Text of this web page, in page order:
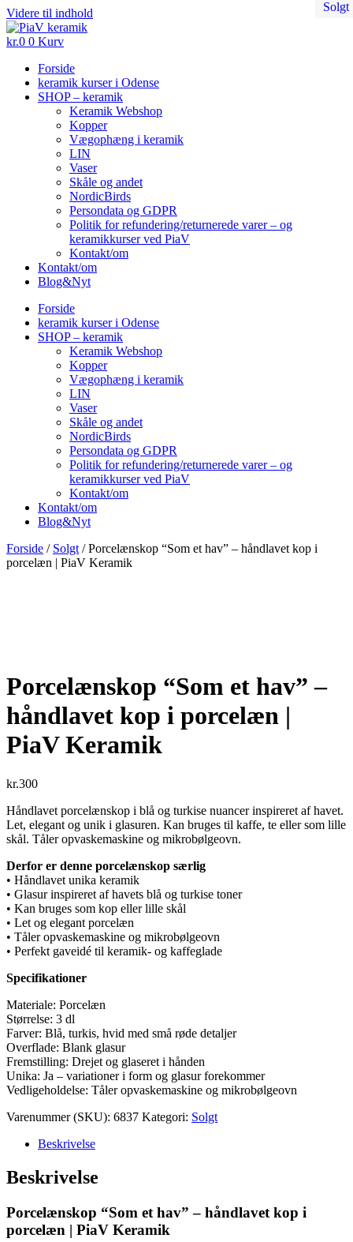
Videre til indhold
kr.0 0 Kurv
Forside
keramik kurser i Odense
SHOP – keramik
Keramik Webshop
Kopper
Vægophæng i keramik
LIN
Vaser
Skåle og andet
NordicBirds
Persondata og GDPR
Politik for refundering/returnerede varer – og
keramikkurser ved PiaV
Kontakt/om
Kontakt/om
Blog&Nyt
Forside
keramik kurser i Odense
SHOP – keramik
Keramik Webshop
Kopper
Vægophæng i keramik
LIN
Vaser
Skåle og andet
NordicBirds
Persondata og GDPR
Politik for refundering/returnerede varer – og
keramikkurser ved PiaV
Kontakt/om
Kontakt/om
Blog&Nyt
Forside / Solgt / Porcelænskop “Som et hav” – håndlavet kop i
porcelæn | PiaV Keramik
Solgt
Porcelænskop “Som et hav” –
håndlavet kop i porcelæn |
PiaV Keramik
kr.300
Håndlavet porcelænskop i blå og turkise nuancer inspireret af havet.
Let, elegant og unik i glasuren. Kan bruges til kaffe, te eller som lille
skål. Tåler opvaskemaskine og mikrobølgeovn.
Derfor er denne porcelænskop særlig
• Håndlavet unika keramik
• Glasur inspireret af havets blå og turkise toner
• Kan bruges som kop eller lille skål
• Let og elegant porcelæn
• Tåler opvaskemaskine og mikrobølgeovn
• Perfekt gaveidé til keramik- og kaffeglade
Specifikationer
Materiale: Porcelæn
Størrelse: 3 dl
Farver: Blå, turkis, hvid med små røde detaljer
Overflade: Blank glasur
Fremstilling: Drejet og glaseret i hånden
Unika: Ja – variationer i form og glasur forekommer
Vedligeholdelse: Tåler opvaskemaskine og mikrobølgeovn
Varenummer (SKU): 6837 Kategori: Solgt
Beskrivelse
Beskrivelse
Porcelænskop “Som et hav” – håndlavet kop i
porcelæn | PiaV Keramik
Solgt
Solgt
Solgt
Solgt